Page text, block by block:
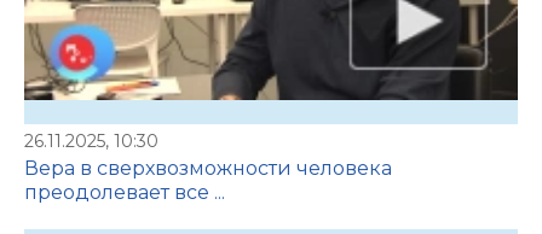
26.11.2025, 10:30
Вера в сверхвозможности человека
преодолевает все ...